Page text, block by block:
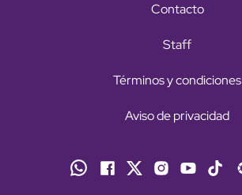
Contacto
Staff
Términos y condiciones
Aviso de privacidad